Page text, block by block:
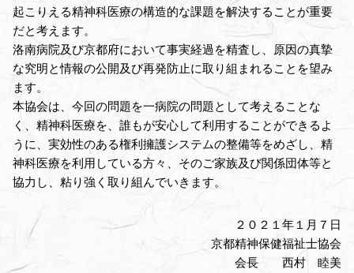
起こりえる精神科医療の構造的な課題を解決することが重要
だと考えます。
洛南病院及び京都府において事実経過を精査し、原因の真摯
な究明と情報の公開及び再発防止に取り組まれることを望み
ます。
本協会は、今回の問題を一病院の問題として考えることな
く、精神科医療を、誰もが安心して利用することができるよ
うに、実効性のある権利擁護システムの整備等をめざし、精
神科医療を利用している方々、そのご家族及び関係団体等と
協力し、粘り強く取り組んでいきます。
２０２１年１月７日
京都精神保健福祉士協会
会長 西村 睦美